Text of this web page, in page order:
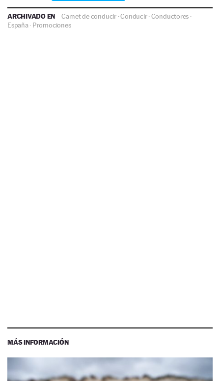
ARCHIVADO EN Carnet de conducir·Conducir·Conductores ·
España· Promociones
MÁS INFORMACIÓN